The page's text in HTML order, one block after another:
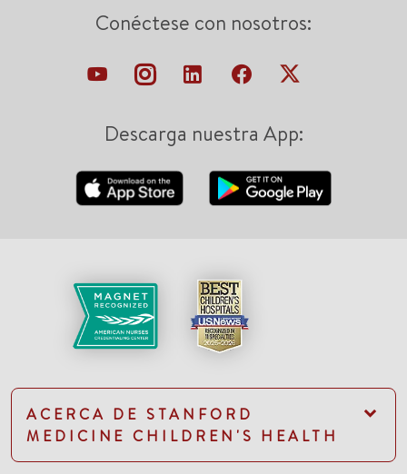
Conéctese con nosotros:
Descarga nuestra App:
ACERCA DE STANFORD
MEDICINE CHILDREN'S HEALTH